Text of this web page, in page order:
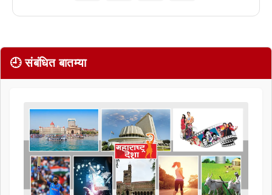
🕘 संबंधित बातम्या